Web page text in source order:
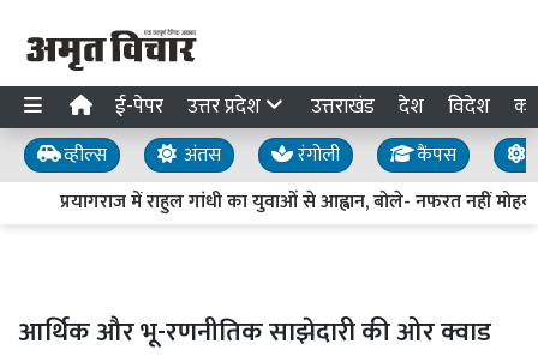
ई-पेपर उत्तर प्रदेश उत्तराखंड देश विदेश
व्हील्स अंतस रंगोली कैंपस
प्रयागराज में राहुल गांधी का युवाओं से आह्वान, बोले- नफरत नहीं
आर्थिक और भू-रणनीतिक साझेदारी की ओर क्वाड